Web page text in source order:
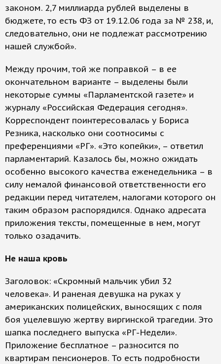
законом. 2,7 миллиарда рублей выделены в
бюджете, то есть ФЗ от 19.12.06 года за № 238, и,
следовательно, они не подлежат рассмотрению
нашей службой».
Между прочим, той же поправкой – в ее
окончательном варианте – выделены были
некоторые суммы «Парламентской газете» и
журналу «Российская Федерация сегодня».
Корреспондент поинтересовалась у Бориса
Резника, насколько они соотносимы с
преференциями «РГ». «Это копейки», – ответил
парламентарий. Казалось бы, можно ожидать
особенно высокого качества еженедельника – в
силу немалой финансовой ответственности его
редакции перед читателем, налогами которого он
таким образом распорядился. Однако адресата
приложения тексты, помещенные в нем, могут
только озадачить.
Не наша кровь
Заголовок: «Скромный мальчик убил 32
человека». И раненая девушка на руках у
американских полицейских, выносящих с поля
боя уцелевшую жертву виргинской трагедии. Это
шапка последнего выпуска «РГ-Недели».
Приложение бесплатное – разносится по
квартирам пенсионеров. То есть подробности